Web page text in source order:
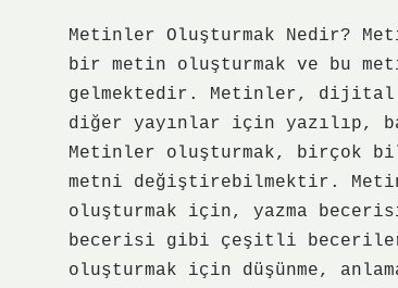
Metinler Oluşturmak Nedir?
bir metin oluşturmak ve bu
gelmektedir. Metinler, dijital
diğer yayınlar için yazılıp,
Metinler oluşturmak, birçok
metni değiştirebilmektir.
oluşturmak için, yazma
becerisi gibi çeşitli becerilere
oluşturmak için düşünme,